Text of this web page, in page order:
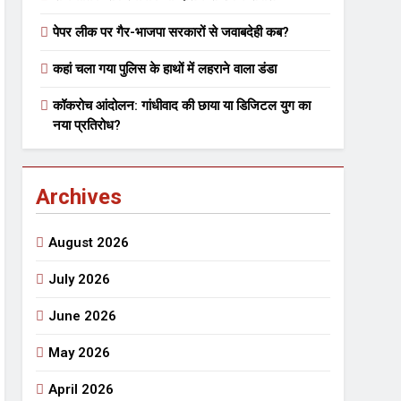
पेपर लीक पर गैर-भाजपा सरकारों से जवाबदेही कब?
कहां चला गया पुलिस के हाथों में लहराने वाला डंडा
कॉकरोच आंदोलन: गांधीवाद की छाया या डिजिटल युग का
नया प्रतिरोध?
Archives
August 2026
July 2026
June 2026
May 2026
April 2026